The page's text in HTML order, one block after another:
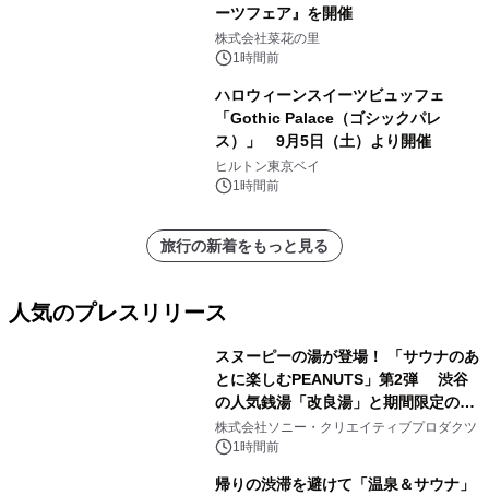
ーツフェア』を開催
株式会社菜花の里
1時間前
ハロウィーンスイーツビュッフェ
「Gothic Palace（ゴシックパレ
ス）」 9月5日（土）より開催
ヒルトン東京ベイ
1時間前
旅行の新着をもっと見る
人気のプレスリリース
スヌーピーの湯が登場！ 「サウナのあ
とに楽しむPEANUTS」第2弾 渋谷
の人気銭湯「改良湯」と期間限定のコ
ラボレーション サウナイキタイコラ
ボグッズも発売決定！
株式会社ソニー・クリエイティブプロダクツ
1時間前
帰りの渋滞を避けて「温泉＆サウナ」